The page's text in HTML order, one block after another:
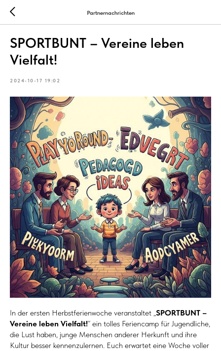
Partnernachrichten
SPORTBUNT – Vereine leben
Vielfalt!
2024-10-17 19:02
In der ersten Herbstferienwoche veranstaltet „SPORTBUNT –
Vereine leben Vielfalt!“ ein tolles Feriencamp für Jugendliche,
die Lust haben, junge Menschen anderer Herkunft und ihre
Kultur besser kennenzulernen. Euch erwartet eine Woche voller